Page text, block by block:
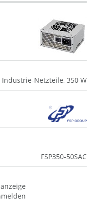
Industrie-Netzteile, 350 W
FSP350-50SAC